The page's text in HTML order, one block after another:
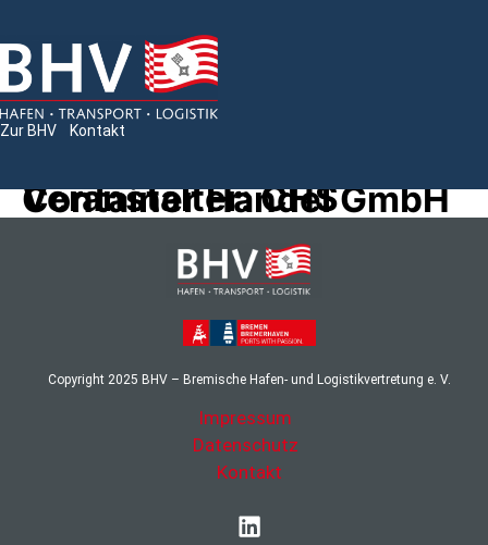
Zur BHV Kontakt
Veranstalter:
CHS Container Handel GmbH
Copyright 2025 BHV – Bremische Hafen- und Logistikvertretung e. V.
Impressum
Datenschutz
Kontakt